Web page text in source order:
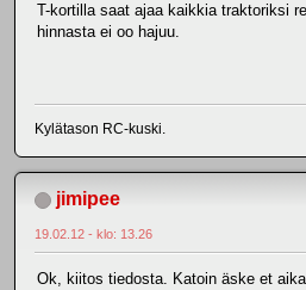
T-kortilla saat ajaa kaikkia traktoriksi
hinnasta ei oo hajuu.
Kylätason RC-kuski.
jimipee
19.02.12 - klo: 13.26
Ok, kiitos tiedosta. Katoin äske et